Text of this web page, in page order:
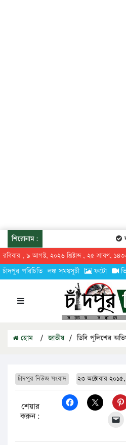
শিরোনাম:
রবিবার , ৯ আগস্ট, ২০২৬ খ্রিষ্টাব্দ , ২৫ শ্রাবণ, ১৪৩৩
চাঁদপুর পরিচিতি লঞ্চ সময়সূচী ফটো
হোম / জাতীয় / ডিবি পুলিশের
চাঁদপুর নিউজ সংবাদ ২৩ অক্টোবার
শেয়ার
করুন: